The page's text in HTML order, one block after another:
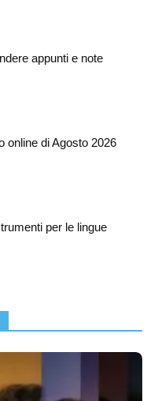
appunti e note
online di Agosto 2026
per le lingue